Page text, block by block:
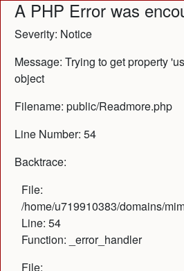
A PHP Error was
Severity: Notice
Message: Trying to get property
object
Filename: public/Readmore.php
Line Number: 54
Backtrace:
File:
/home/u719910383/domains/
Line: 54
Function: _error_handler
File: